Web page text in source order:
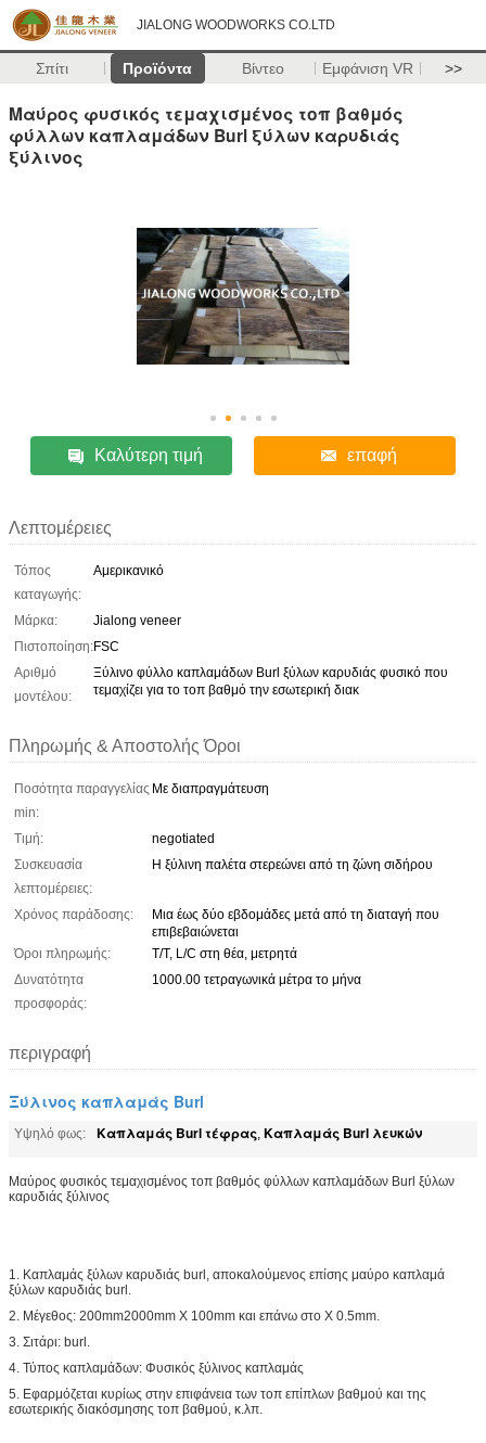
JIALONG WOODWORKS CO.LTD
Σπίτι Προϊόντα Βίντεο Εμφάνιση VR >>
Μαύρος φυσικός τεμαχισμένος τοπ βαθμός
φύλλων καπλαμάδων Burl ξύλων καρυδιάς
ξύλινος
Καλύτερη τιμή επαφή
Λεπτομέρειες
Τόπος
καταγωγής:
Αμερικανικό
Μάρκα:
Jialong veneer
Πιστοποίηση:FSC
Αριθμό
μοντέλου:
Ξύλινο φύλλο καπλαμάδων Burl ξύλων καρυδιάς φυσικό που
τεμαχίζει για το τοπ βαθμό την εσωτερική διακ
Πληρωμής & Αποστολής Όροι
Ποσότητα παραγγελίας
min:
Με διαπραγμάτευση
Τιμή:
negotiated
Συσκευασία
λεπτομέρειες:
Η ξύλινη παλέτα στερεώνει από τη ζώνη σιδήρου
Χρόνος παράδοσης:
Μια έως δύο εβδομάδες μετά από τη διαταγή που
επιβεβαιώνεται
Όροι πληρωμής:
T/T, L/C στη θέα, μετρητά
Δυνατότητα
προσφοράς:
1000.00 τετραγωνικά μέτρα το μήνα
περιγραφή
Ξύλινος καπλαμάς Burl
Υψηλό φως: Καπλαμάς Burl τέφρας, Καπλαμάς Burl λευκών
Μαύρος φυσικός τεμαχισμένος τοπ βαθμός φύλλων καπλαμάδων Burl ξύλων
καρυδιάς ξύλινος
1. Καπλαμάς ξύλων καρυδιάς burl, αποκαλούμενος επίσης μαύρο καπλαμά
ξύλων καρυδιάς burl.
2. Μέγεθος: 200mm2000mm X 100mm και επάνω στο Χ 0.5mm.
3. Σιτάρι: burl.
4. Τύπος καπλαμάδων: Φυσικός ξύλινος καπλαμάς
5. Εφαρμόζεται κυρίως στην επιφάνεια των τοπ επίπλων βαθμού και της
εσωτερικής διακόσμησης τοπ βαθμού, κ.λπ.